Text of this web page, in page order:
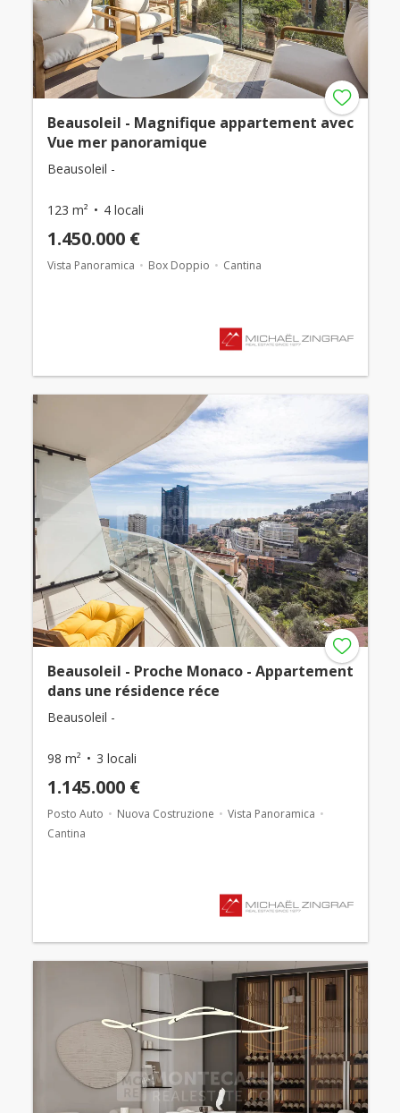
Beausoleil - Magnifique appartement avec
Vue mer panoramique
Beausoleil -
123 m² 4 locali
1.450.000 €
Vista Panoramica Box Doppio Cantina
Beausoleil - Proche Monaco - Appartement
dans une résidence réce
Beausoleil -
98 m² 3 locali
1.145.000 €
Posto Auto Nuova Costruzione
Vista Panoramica
Cantina